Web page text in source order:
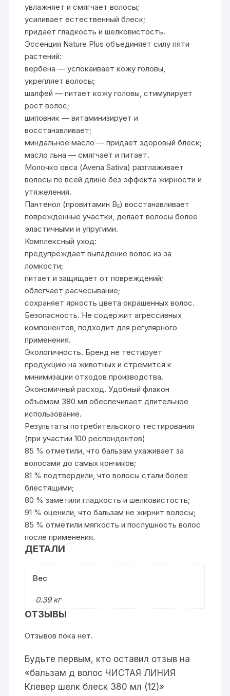
увлажняет и смягчает волосы;
усиливает естественный блеск;
придаёт гладкость и шелковистость.
Эссенция Nature Plus объединяет силу пяти
растений:
вербена — успокаивает кожу головы,
укрепляет волосы;
шалфей — питает кожу головы, стимулирует
рост волос;
шиповник — витаминизирует и
восстанавливает;
миндальное масло — придаёт здоровый блеск;
масло льна — смягчает и питает.
Молочко овса (Avena Sativa) разглаживает
волосы по всей длине без эффекта жирности и
утяжеления.
Пантенол (провитамин B₅) восстанавливает
повреждённые участки, делает волосы более
эластичными и упругими.
Комплексный уход:
предупреждает выпадение волос из‑за
ломкости;
питает и защищает от повреждений;
облегчает расчёсывание;
сохраняет яркость цвета окрашенных волос.
Безопасность. Не содержит агрессивных
компонентов, подходит для регулярного
применения.
Экологичность. Бренд не тестирует
продукцию на животных и стремится к
минимизации отходов производства.
Экономичный расход. Удобный флакон
объёмом 380 мл обеспечивает длительное
использование.
Результаты потребительского тестирования
(при участии 100 респондентов)
85 % отметили, что бальзам ухаживает за
волосами до самых кончиков;
81 % подтвердили, что волосы стали более
блестящими;
80 % заметили гладкость и шелковистость;
91 % оценили, что бальзам не жирнит волосы;
85 % отметили мягкость и послушность волос
после применения.
ДЕТАЛИ
Вес
0.39 кг
ОТЗЫВЫ
Отзывов пока нет.
Будьте первым, кто оставил отзыв на
«бальзам д волос ЧИСТАЯ ЛИНИЯ
Клевер шелк блеск 380 мл (12)»